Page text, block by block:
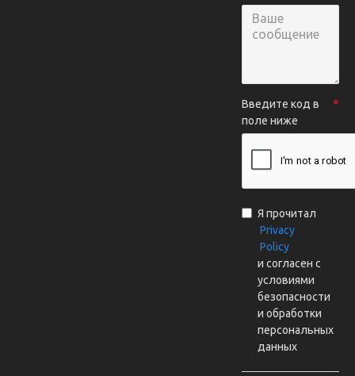
Введите код в
поле ниже
Я прочитал
Privacy
Policy
и согласен с
условиями
безопасности
и обработки
персональных
данных